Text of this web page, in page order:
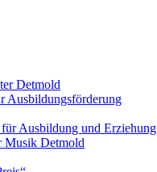
Detmold
Ausbildungsförderung
Ausbildung und Erziehung
Musik Detmold